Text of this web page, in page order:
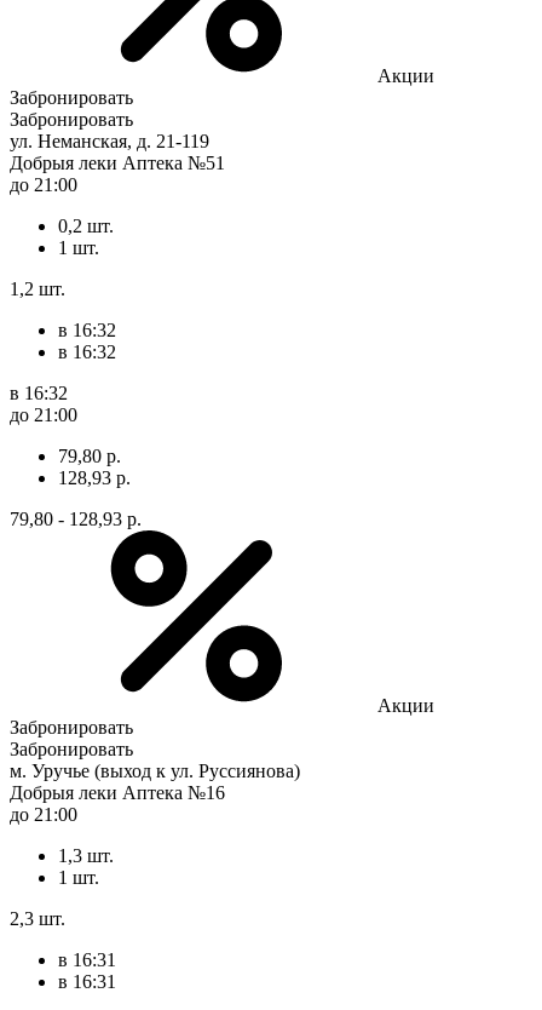
Акции
Забронировать
Забронировать
ул. Неманская, д. 21-119
Добрыя леки Аптека №51
до 21:00
0,2 шт.
1 шт.
1,2 шт.
в 16:32
в 16:32
в 16:32
до 21:00
79,80 р.
128,93 р.
79,80 - 128,93 р.
Акции
Забронировать
Забронировать
м. Уручье (выход к ул. Руссиянова)
Добрыя леки Аптека №16
до 21:00
1,3 шт.
1 шт.
2,3 шт.
в 16:31
в 16:31